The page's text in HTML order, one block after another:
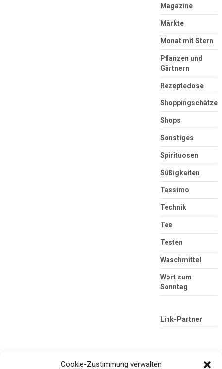
Magazine
Märkte
Monat mit Stern
Pflanzen und
Gärtnern
Rezeptedose
Shoppingschätze
Shops
Sonstiges
Spirituosen
Süßigkeiten
Tassimo
Technik
Tee
Testen
Waschmittel
Wort zum
Sonntag
Link-Partner
Cookie-Zustimmung verwalten